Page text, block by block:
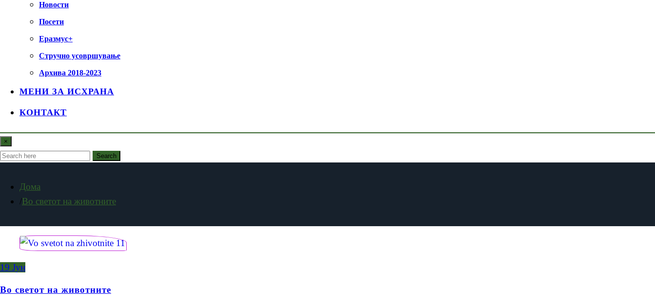
Новости
Посети
Еразмус+
Стручно усовршување
Архива 2018-2023
МЕНИ ЗА ИСХРАНА
КОНТАКТ
×
Search
Дома
Во светот на животните
19 Јун
Во светот на животните